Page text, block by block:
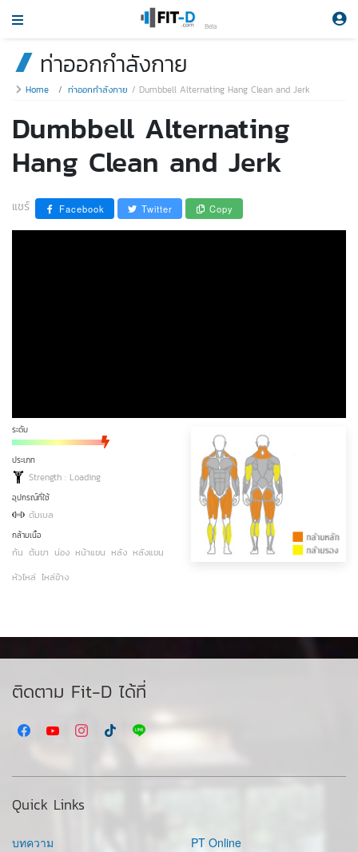
Beta
ท่าออกกำลังกาย
Home ท่าออกกำลังกาย Dumbbell Alternating Hang Clean and Jerk
Dumbbell Alternating
Hang Clean and Jerk
แชร์ Facebook Twitter Copy
ระดับ
ประเภท
Strength : Loading
อุปกรณ์ที่ใช้
ดัมเบล
กล้ามเนื้อ
ก้น ต้นขา น่อง หน้าแขน หลัง หลังแขน
หัวไหล่ ไหล่ข้าง
ติดตาม Fit-D ได้ที่
Quick Links
บทความ
PT Online